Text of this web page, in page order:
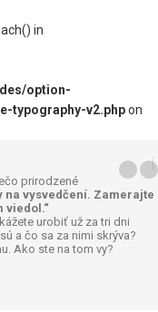
in
option-
typography-v2.phpon
prirodzené
na vysvedčení. Zamerajte
viedol.“
urobiť už za tri dni
a čo sa za nimi skrýva?
Ako ste na tom vy?